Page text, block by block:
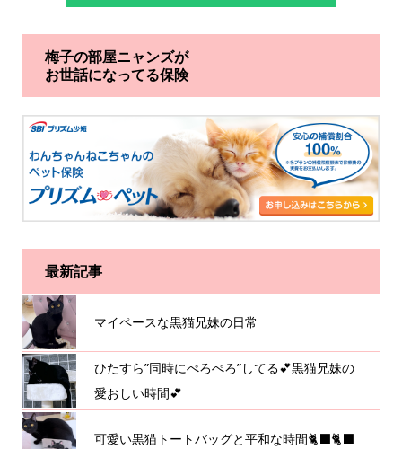
梅子の部屋ニャンズが
お世話になってる保険
最新記事
マイペースな黒猫兄妹の日常
ひたすら”同時にぺろぺろ”してる💕黒猫兄妹の
愛おしい時間💕
可愛い黒猫トートバッグと平和な時間🐈‍⬛🐈‍⬛